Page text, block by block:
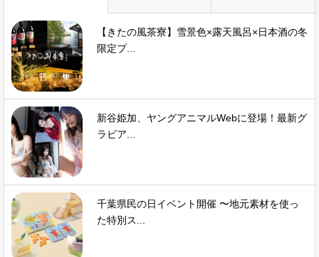
【きたの風茶寮】雪景色×露天風呂×日本酒の冬
限定プ...
新谷姫加、ヤングアニマルWebに登場！最新グ
ラビア...
千葉県民の日イベント開催 〜地元素材を使っ
た特別ス...